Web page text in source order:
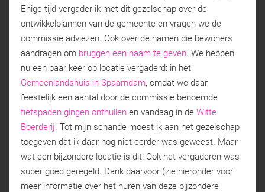
Enige tijd vergader ik met dit gezelschap over de
ontwikkelplannen van de gemeente en vragen we de
commissie adviezen. Ook over de namen die bewoners
aandragen om bruggen een naam te geven. We hebben
nu een paar keer op locatie vergaderd: in het
Gemeenlandshuis in Spaarndam , omdat we daar
feestelijk een aantal door de commissie benoemde
fietspaden gingen onthullen en vandaag in de Witte
Boerderij. Tot mijn schande moest ik aan het gezelschap
toegeven dat ik daar nog niet eerder was geweest. Maar
wat een bijzondere locatie is dit! Ook het vergaderen was
super goed geregeld. Dank daarvoor (zie hieronder voor
meer informatie over het huren van deze bijzondere